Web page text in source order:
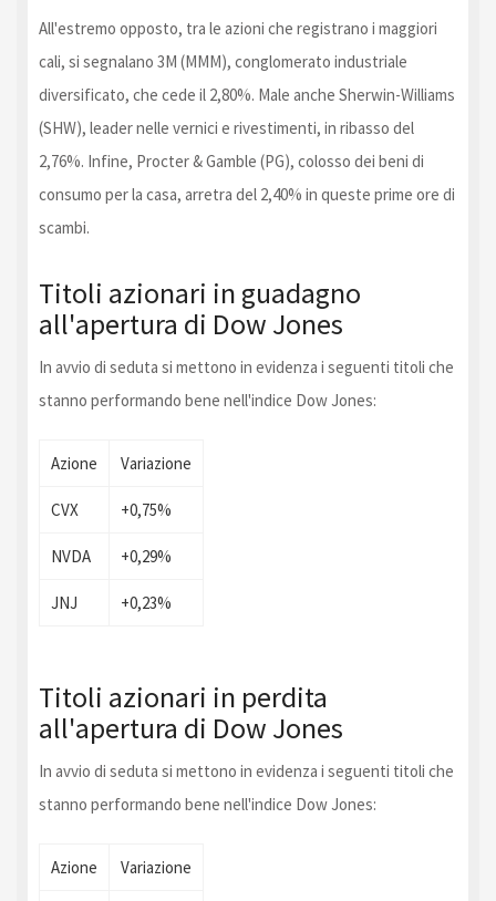
All'estremo opposto, tra le azioni che registrano i maggiori
cali, si segnalano 3M (MMM), conglomerato industriale
diversificato, che cede il 2,80%. Male anche Sherwin-Williams
(SHW), leader nelle vernici e rivestimenti, in ribasso del
2,76%. Infine, Procter & Gamble (PG), colosso dei beni di
consumo per la casa, arretra del 2,40% in queste prime ore di
scambi.
Titoli azionari in guadagno
all'apertura di Dow Jones
In avvio di seduta si mettono in evidenza i seguenti titoli che
stanno performando bene nell'indice Dow Jones:
Azione Variazione
CVX +0,75%
NVDA +0,29%
JNJ +0,23%
Titoli azionari in perdita
all'apertura di Dow Jones
In avvio di seduta si mettono in evidenza i seguenti titoli che
stanno performando bene nell'indice Dow Jones:
Azione Variazione